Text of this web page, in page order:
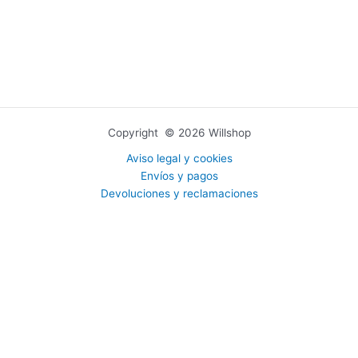
Copyright © 2026 Willshop
Aviso legal y cookies
Envíos y pagos
Devoluciones y reclamaciones